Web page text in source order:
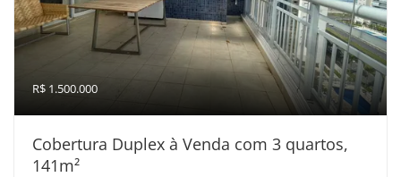
R$ 1.500.000
Cobertura Duplex à Venda com 3 quartos,
141m²